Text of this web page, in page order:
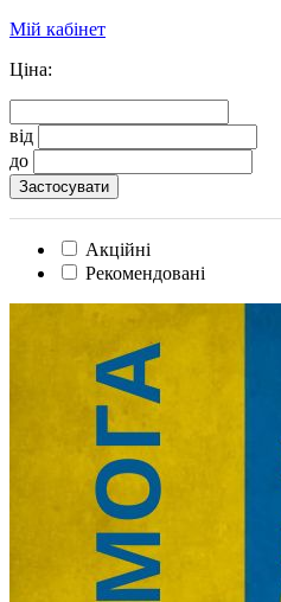
Мій кабінет
Ціна:
від
до
Акційні
Рекомендовані